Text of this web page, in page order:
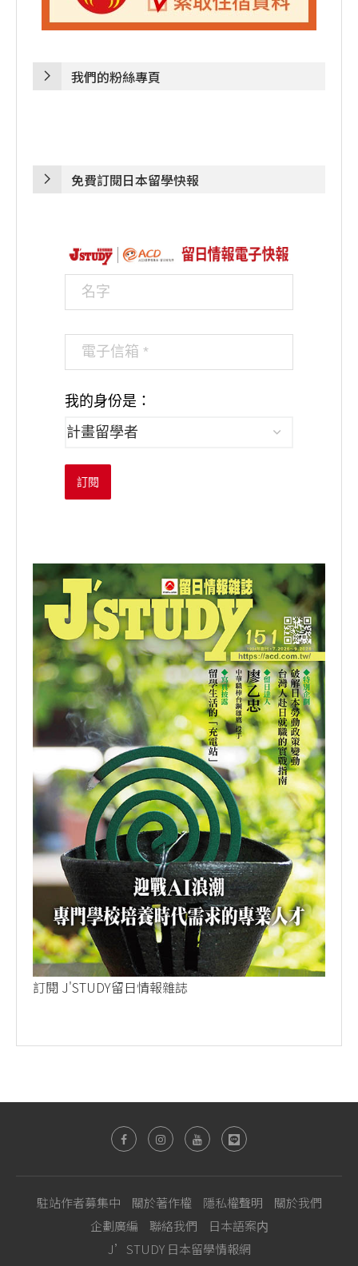
我們的粉絲專頁
免費訂閱日本留學快報
我的身份是：
訂閱
訂閱 J'STUDY留日情報雜誌
駐站作者募集中 關於著作權 隱私權聲明
關於我們
企劃廣編
聯絡我們
日本語案内
J’STUDY 日本留學情報網